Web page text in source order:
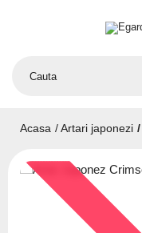
Acasa Artari japonezi